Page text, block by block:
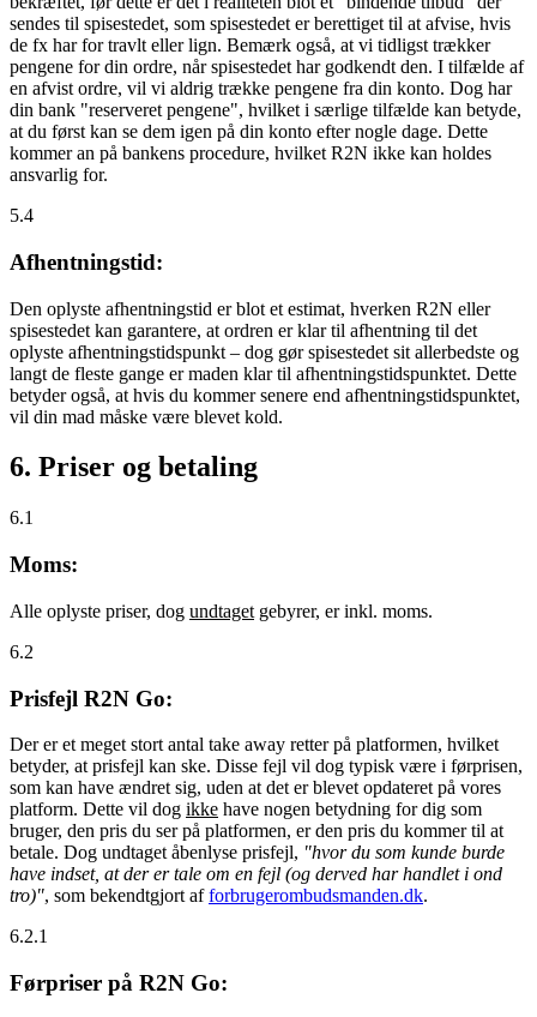
sendes til spisestedet, som spisestedet er berettiget til at afvise, hvis
de fx har for travlt eller lign. Bemærk også, at vi tidligst trækker
pengene for din ordre, når spisestedet har godkendt den. I tilfælde af
en afvist ordre, vil vi aldrig trække pengene fra din konto. Dog har
din bank "reserveret pengene", hvilket i særlige tilfælde kan betyde,
at du først kan se dem igen på din konto efter nogle dage. Dette
kommer an på bankens procedure, hvilket R2N ikke kan holdes
ansvarlig for.
5.4
Afhentningstid:
Den oplyste afhentningstid er blot et estimat, hverken R2N eller
spisestedet kan garantere, at ordren er klar til afhentning til det
oplyste afhentningstidspunkt – dog gør spisestedet sit allerbedste og
langt de fleste gange er maden klar til afhentningstidspunktet. Dette
betyder også, at hvis du kommer senere end afhentningstidspunktet,
vil din mad måske være blevet kold.
6. Priser og betaling
6.1
Moms:
Alle oplyste priser, dog undtaget gebyrer, er inkl. moms.
6.2
Prisfejl R2N Go:
Der er et meget stort antal take away retter på platformen, hvilket
betyder, at prisfejl kan ske. Disse fejl vil dog typisk være i førprisen,
som kan have ændret sig, uden at det er blevet opdateret på vores
platform. Dette vil dog ikke have nogen betydning for dig som
bruger, den pris du ser på platformen, er den pris du kommer til at
betale. Dog undtaget åbenlyse prisfejl, "hvor du som kunde burde
have indset, at der er tale om en fejl (og derved har handlet i ond
tro)", som bekendtgjort afforbrugerombudsmanden.dk.
6.2.1
Førpriser på R2N Go: